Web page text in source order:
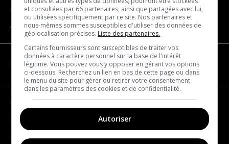
Contact us
About us
CATEGORIES
Geography
France
et consultées par 66 partenaires, ainsi que partagées avec lui,
ou utilisées spécifiquement par ce site. Nos partenaires et
nous-mêmes sommes susceptibles d'utiliser des données de
géolocalisation précises. Liste des partenaires.
Certains fournisseurs sont susceptibles de traiter vos
données à caractère personnel sur la base de l'intérêt
légitime. Vous pouvez vous y opposer en gérant vos options
ci-dessous. Recherchez un lien en bas de cette page ou dans
le menu du site pour gérer ou retirer votre consentement
dans les paramètres des cookies et de confidentialité.
Autoriser